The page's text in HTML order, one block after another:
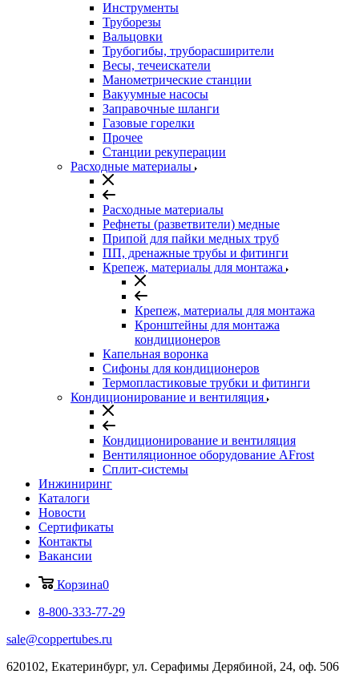
Инструменты
Труборезы
Вальцовки
Трубогибы, труборасширители
Весы, течеискатели
Манометрические станции
Вакуумные насосы
Заправочные шланги
Газовые горелки
Прочее
Станции рекуперации
Расходные материалы
Расходные материалы
Рефнеты (разветвители) медные
Припой для пайки медных труб
ПП, дренажные трубы и фитинги
Крепеж, материалы для монтажа
Крепеж, материалы для монтажа
Кронштейны для монтажа
кондиционеров
Капельная воронка
Сифоны для кондиционеров
Термопластиковые трубки и фитинги
Кондиционирование и вентиляция
Кондиционирование и вентиляция
Вентиляционное оборудование AFrost
Сплит-системы
Инжиниринг
Каталоги
Новости
Сертификаты
Контакты
Вакансии
Корзина0
8-800-333-77-29
sale@coppertubes.ru
620102, Екатеринбург, ул. Серафимы Дерябиной, 24, оф. 506